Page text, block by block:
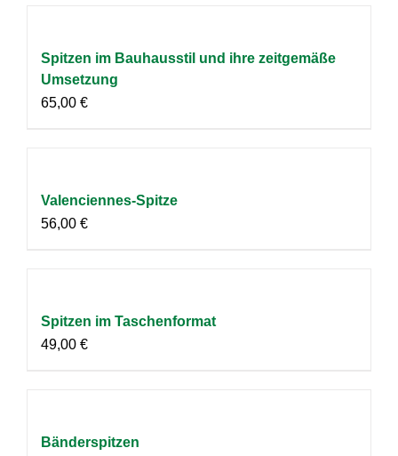
Spitzen im Bauhausstil und ihre zeitgemäße
Umsetzung
65,00 €
Valenciennes-Spitze
56,00 €
Spitzen im Taschenformat
49,00 €
Bänderspitzen